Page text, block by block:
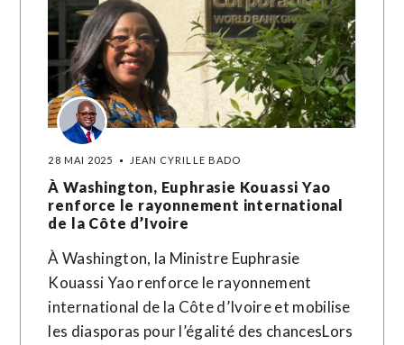
28 MAI 2025 JEAN CYRILLE BADO
À Washington, Euphrasie Kouassi Yao
renforce le rayonnement international
de la Côte d’Ivoire
À Washington, la Ministre Euphrasie
Kouassi Yao renforce le rayonnement
international de la Côte d’Ivoire et mobilise
les diasporas pour l’égalité des chancesLors